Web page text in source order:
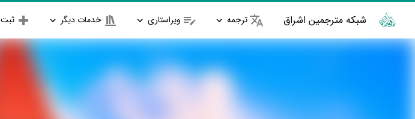
شبکه مترجمین اشراق ترجمه ویراستاری خدمات دیگر